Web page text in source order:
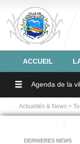
ACCUEIL
Agenda de la
Actualités & News >
DERNIERES NEWS